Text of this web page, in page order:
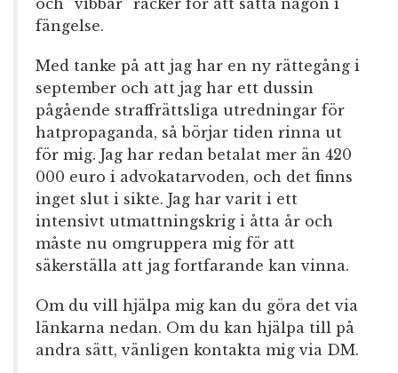
fängelse.
Med tanke på att jag har en ny rättegång i
september och att jag har ett dussin
pågående straffrättsliga utredningar för
hatpropaganda, så börjar tiden rinna ut
för mig. Jag har redan betalat mer än 420
000 euro i advokatarvoden, och det finns
inget slut i sikte. Jag har varit i ett
intensivt utmattningskrig i åtta år och
måste nu omgruppera mig för att
säkerställa att jag fortfarande kan vinna.
Om du vill hjälpa mig kan du göra det via
länkarna nedan. Om du kan hjälpa till på
andra sätt, vänligen kontakta mig via DM.